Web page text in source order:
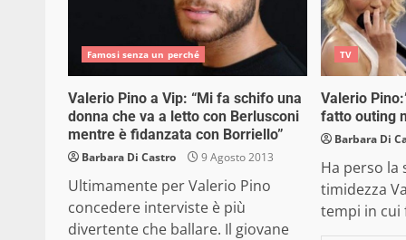
Famosi senza un perché
Valerio Pino a Vip: “Mi fa schifo una
donna che va a letto con Berlusconi
mentre è fidanzata con Borriello”
Barbara Di Castro 9 Agosto 2013
Ultimamente per Valerio Pino
concedere interviste è più
divertente che ballare. Il giovane
TV
Valerio
fatto outing
Barbara Di
Ha perso la
timidezza
tempi in cui